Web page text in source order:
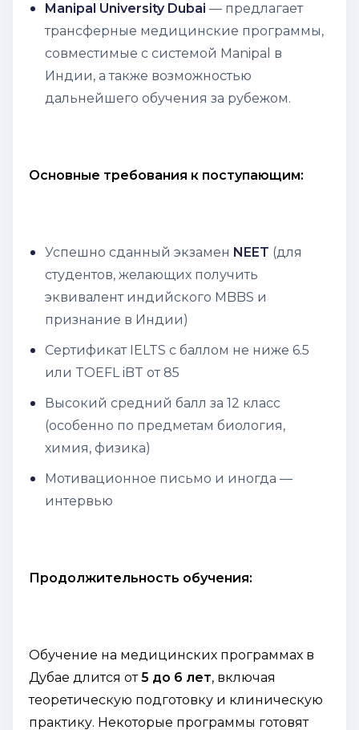
Manipal University Dubai — предлагает
трансферные медицинские программы,
совместимые с системой Manipal в
Индии, а также возможностью
дальнейшего обучения за рубежом.
Основные требования к поступающим:
Успешно сданный экзамен NEET (для
студентов, желающих получить
эквивалент индийского MBBS и
признание в Индии)
Сертификат IELTS с баллом не ниже 6.5
или TOEFL iBT от 85
Высокий средний балл за 12 класс
(особенно по предметам биология,
химия, физика)
Мотивационное письмо и иногда —
интервью
Продолжительность обучения:
Обучение на медицинских программах в
Дубае длится от5 до 6 лет, включая
теоретическую подготовку и клиническую
практику. Некоторые программы готовят